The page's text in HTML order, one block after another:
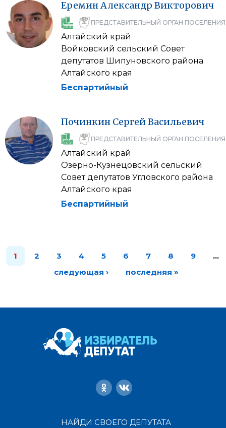
ЕреминАлександр Викторович
ПРЕДСТАВИТЕЛЬНЫЙ ОРГАН ПОСЕЛЕНИЯ
Алтайский край
Войковский сельский Совет
депутатов Шипуновского района
Алтайского края
Беспартийный
Починкин СергейВасильевич
ПРЕДСТАВИТЕЛЬНЫЙ ОРГАН ПОСЕЛЕНИЯ
Алтайский край
Озерно-Кузнецовский сельский
Совет депутатов Угловского района
Алтайского края
Беспартийный
1 2 3 4 5 6 7 8 9
…
следующая ›
последняя »
НАЙДИ СВОЕГО ДЕПУТАТА